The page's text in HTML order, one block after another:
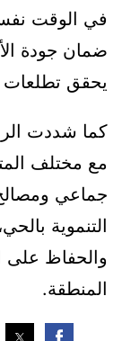
في الوقت
ضمان جودة
يحقق تطلعات
كما شددت
مع مختلف
جماعي ومصالح
التنموية
والحفاظ على
المنطقة.